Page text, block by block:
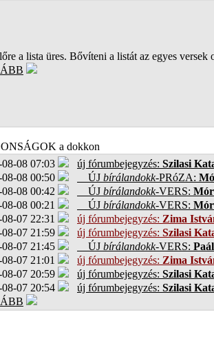
a lista üres. Bővíteni a listát az egyes versek
a dokkon
08-08 07:03
új fórumbejegyzés: Szilasi
08-08 00:50
ÚJ bírálandokk-PRóZA:
08 00:42
ÚJ bírálandokk-VERS:
08 00:21
ÚJ bírálandokk-VERS:
07 22:31
új fórumbejegyzés: Zima
08-07 21:59
új fórumbejegyzés: Szilasi
08-07 21:45
ÚJ bírálandokk-VERS:
07 21:01
új fórumbejegyzés: Zima
08-07 20:59
új fórumbejegyzés: Szilasi
08-07 20:54
új fórumbejegyzés: Szilasi